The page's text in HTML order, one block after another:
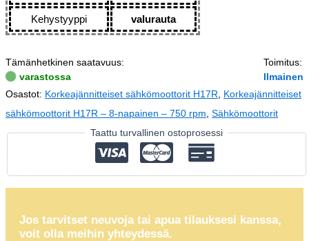
Kehystyyppi valurauta
Tämänhetkinen saatavuus:
varastossa
Toimitus:
Ilmainen
Osastot: Korkeajännitteiset sähkömoottorit H17R
Korkeajännitteiset
sähkömoottorit H17R – 8-napainen – 750 rpm Sähkömoottorit
Taattu turvallinen ostoprosessi
Jos tarvitset neuvoja tai apua tilauksesi kanssa,
voit olla meihin yhteydessä.